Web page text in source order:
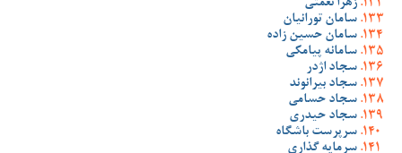
زهرا نعمتی
سامان تورانیان
سامان حسین زاده
سامانه پیامکی
سجاد اژدر
سجاد بیرانوند
سجاد حسامی
سجاد حیدری
سرپرست باشگاه
سرمایه گذاری